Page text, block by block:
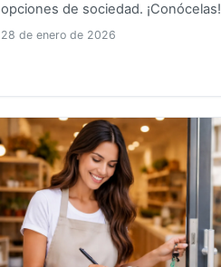
opciones de sociedad. ¡Conócelas!
28 de enero de 2026